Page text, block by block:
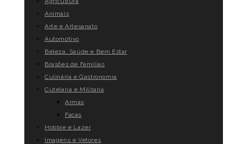
Animais
Arte e Artesanato
Automotivo
Beleza, Saúde e Bem Estar
Brasões de Famílias
Culinária e Gastronomia
Cutelaria e Militaria
Armas
Facas
Hobbie e Lazer
Imagens e Vetores